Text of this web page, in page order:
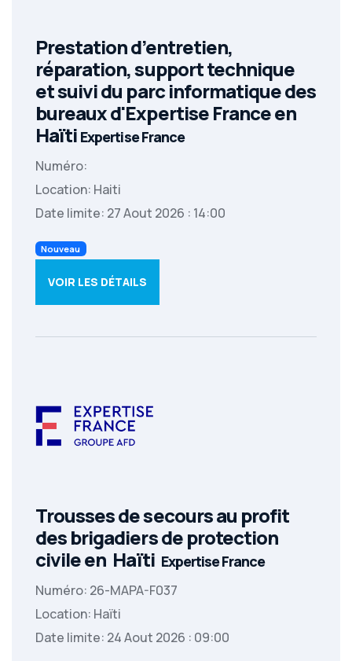
Prestation d’entretien,
réparation, support technique
et suivi du parc informatique des
bureaux d'Expertise France en
Haïti Expertise France
Numéro:
Location: Haiti
Date limite: 27 Aout 2026 : 14:00
Nouveau
VOIR LES DÉTAILS
Trousses de secours au profit
des brigadiers de protection
civile en Haïti Expertise France
Numéro: 26-MAPA-F037
Location: Haïti
Date limite: 24 Aout 2026 : 09:00